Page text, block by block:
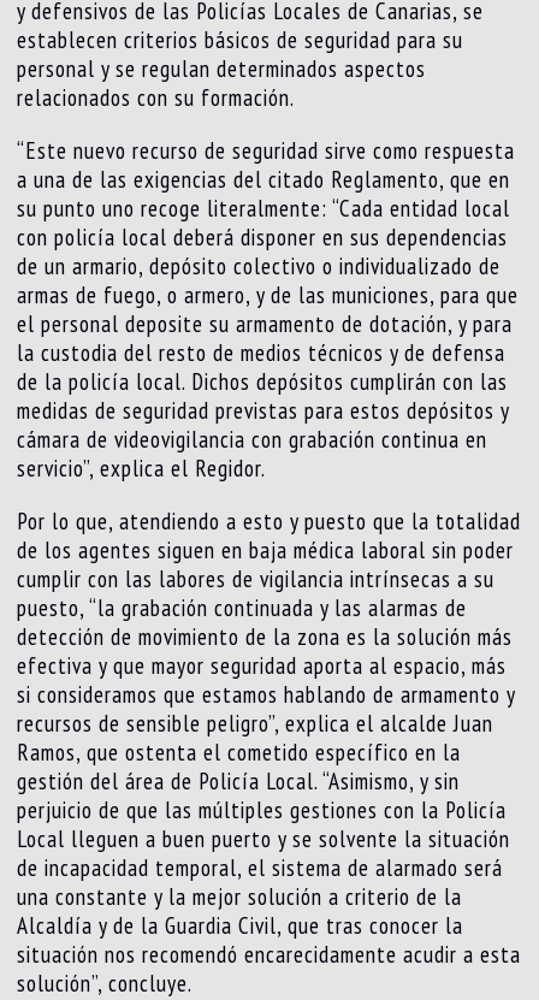
y defensivos de las Policías Locales de Canarias, se
establecen criterios básicos de seguridad para su
personal y se regulan determinados aspectos
relacionados con su formación.
“Este nuevo recurso de seguridad sirve como respuesta
a una de las exigencias del citado Reglamento, que en
su punto uno recoge literalmente: “Cada entidad local
con policía local deberá disponer en sus dependencias
de un armario, depósito colectivo o individualizado de
armas de fuego, o armero, y de las municiones, para que
el personal deposite su armamento de dotación, y para
la custodia del resto de medios técnicos y de defensa
de la policía local. Dichos depósitos cumplirán con las
medidas de seguridad previstas para estos depósitos y
cámara de videovigilancia con grabación continua en
servicio”, explica el Regidor.
Por lo que, atendiendo a esto y puesto que la totalidad
de los agentes siguen en baja médica laboral sin poder
cumplir con las labores de vigilancia intrínsecas a su
puesto, “la grabación continuada y las alarmas de
detección de movimiento de la zona es la solución más
efectiva y que mayor seguridad aporta al espacio, más
si consideramos que estamos hablando de armamento y
recursos de sensible peligro”, explica el alcalde Juan
Ramos, que ostenta el cometido específico en la
gestión del área de Policía Local. “Asimismo, y sin
perjuicio de que las múltiples gestiones con la Policía
Local lleguen a buen puerto y se solvente la situación
de incapacidad temporal, el sistema de alarmado será
una constante y la mejor solución a criterio de la
Alcaldía y de la Guardia Civil, que tras conocer la
situación nos recomendó encarecidamente acudir a esta
solución”, concluye.